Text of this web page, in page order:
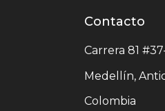
Contacto
centro
Contacto
Carrera 81
Medellín,
Colombia